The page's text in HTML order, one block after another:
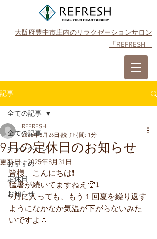
大阪府豊中市庄内のリラクゼーションサロン
「REFRESH」
記事
全ての記事
キャンペーン
おすすめ
定休日
お知らせ
全ての記事
9月の定休日のお知らせ
REFRESH
2025年8月26日 読了時間: 1分
更新日：2025年8月31日
皆様、こんにちは❗️
猛暑が続いてますねえ🥵⤵️
9月に入っても、もう１回夏を繰り返す
ようになかなか気温が下がらないみた
いですよ💧